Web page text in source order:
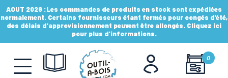
AOUT 2026 :Les commandes de produits en stock sont expédiées
normalement. Certains fournisseurs étant fermés pour congés d'été,
des délais d'approvisionnement peuvent être allongés. Cliquez ici
pour plus d'informations.
0
MÈCHES, FRAISES & FORETS